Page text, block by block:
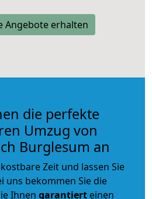
Angebote erhalten
die perfekte
Umzug von
Burglesum an
Zeit und lassen Sie
uns bekommen Sie die
Ihnen garantiert einen